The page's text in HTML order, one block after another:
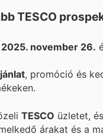
TESCO
2025. november 26.
, promóció és
TESCO üzletet,
árakat és a